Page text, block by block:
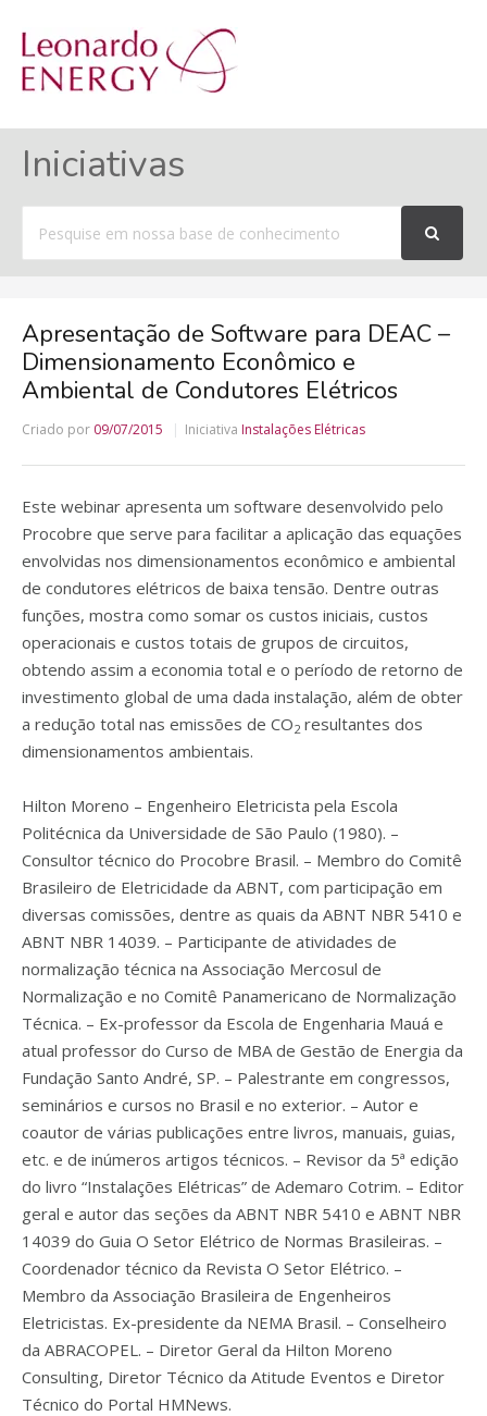
Iniciativas
por
Apresentação de Software para DEAC –
Dimensionamento Econômico e
Ambiental de Condutores Elétricos
Criado por 09/07/2015 Iniciativa Instalações Elétricas
Este webinar apresenta um software desenvolvido pelo
Procobre que serve para facilitar a aplicação das equações
envolvidas nos dimensionamentos econômico e ambiental
de condutores elétricos de baixa tensão. Dentre outras
funções, mostra como somar os custos iniciais, custos
operacionais e custos totais de grupos de circuitos,
obtendo assim a economia total e o período de retorno de
investimento global de uma dada instalação, além de obter
a redução total nas emissões de CO2 resultantes dos
dimensionamentos ambientais.
Hilton Moreno – Engenheiro Eletricista pela Escola
Politécnica da Universidade de São Paulo (1980). –
Consultor técnico do Procobre Brasil. – Membro do Comitê
Brasileiro de Eletricidade da ABNT, com participação em
diversas comissões, dentre as quais da ABNT NBR 5410 e
ABNT NBR 14039. – Participante de atividades de
normalização técnica na Associação Mercosul de
Normalização e no Comitê Panamericano de Normalização
Técnica. – Ex-professor da Escola de Engenharia Mauá e
atual professor do Curso de MBA de Gestão de Energia da
Fundação Santo André, SP. – Palestrante em congressos,
seminários e cursos no Brasil e no exterior. – Autor e
coautor de várias publicações entre livros, manuais, guias,
etc. e de inúmeros artigos técnicos. – Revisor da 5ª edição
do livro “Instalações Elétricas” de Ademaro Cotrim. – Editor
geral e autor das seções da ABNT NBR 5410 e ABNT NBR
14039 do Guia O Setor Elétrico de Normas Brasileiras. –
Coordenador técnico da Revista O Setor Elétrico. –
Membro da Associação Brasileira de Engenheiros
Eletricistas. Ex-presidente da NEMA Brasil. – Conselheiro
da ABRACOPEL. – Diretor Geral da Hilton Moreno
Consulting, Diretor Técnico da Atitude Eventos e Diretor
Técnico do Portal HMNews.